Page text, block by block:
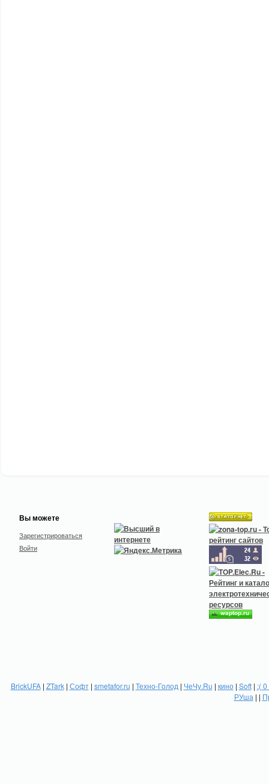
Вы можете
Зарегистрироваться
Войти
BrickUFA| ZTark| Софт| smetafor.ru | Техно-Голод | ЧеЧу.Ru | кино| Soft| :(
РУша | |